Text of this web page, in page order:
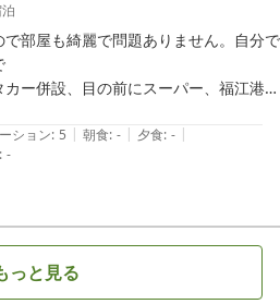
部屋も綺麗で問題ありません。自分で
ー併設、目の前にスーパー、福江港も
すので
ション: 5 | 朝食: - | 夕食: - |
: -
っと見る